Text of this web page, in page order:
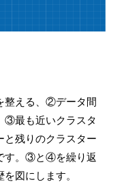
整える、②データ間
③最も近いクラスタ
残りのクラスター
す。③と④を繰り返
図にします。